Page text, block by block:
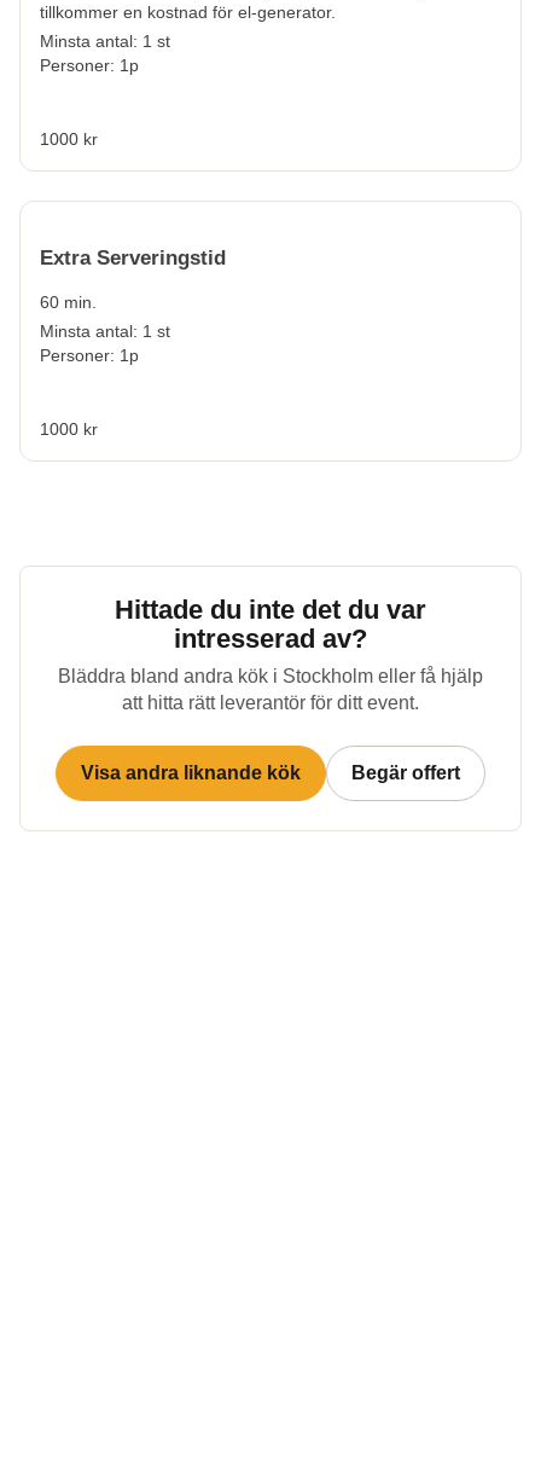
tillkommer en kostnad för el-generator.
Minsta antal: 1 st
Personer: 1p
1000 kr
Extra Serveringstid
60 min.
Minsta antal: 1 st
Personer: 1p
1000 kr
Hittade du inte det du var
intresserad av?
Bläddra bland andra kök i Stockholm eller få hjälp
att hitta rätt leverantör för ditt event.
Visa andra liknande kök Begär offert